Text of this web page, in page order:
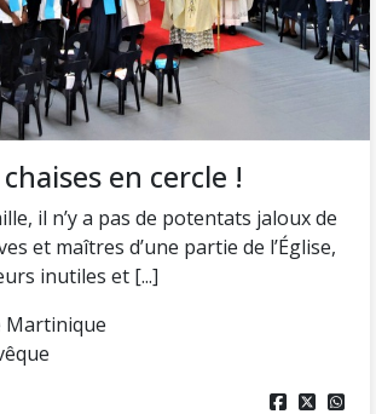
en cercle !
il n’y a pas de potentats jaloux de
et maîtres d’une partie de l’Église,
inutiles et [...]
Martinique
  